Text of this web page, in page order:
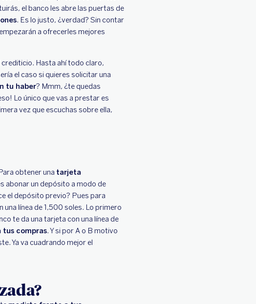
el banco les abre las puertas de
. Es lo justo, ¿verdad? Sin contar
a ofrecerles mejores
Hasta ahí todo claro,
el caso si quieres solicitar una
tu haber? Mmm, ¿te quedas
Lo único que vas a prestar es
vez que escuchas sobre ella,
obtener una tarjeta
abonar un depósito a modo de
el depósito previo? Pues para
una línea de 1,500 soles. Lo primero
te da una tarjeta con una línea de
tus compras. Y si por A o B motivo
Ya va cuadrando mejor el